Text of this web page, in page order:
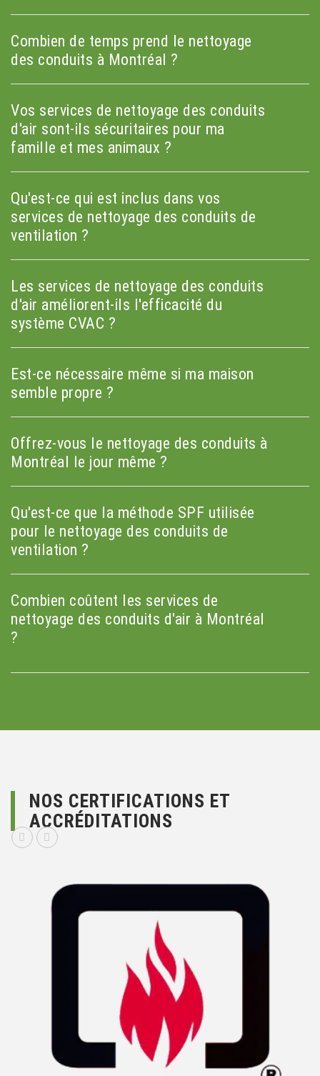
Combien de temps prend le nettoyage
des conduits à Montréal ?
Vos services de nettoyage des conduits
d'air sont-ils sécuritaires pour ma
famille et mes animaux ?
Qu'est-ce qui est inclus dans vos
services de nettoyage des conduits de
ventilation ?
Les services de nettoyage des conduits
d'air améliorent-ils l'efficacité du
système CVAC ?
Est-ce nécessaire même si ma maison
semble propre ?
Offrez-vous le nettoyage des conduits à
Montréal le jour même ?
Qu'est-ce que la méthode SPF utilisée
pour le nettoyage des conduits de
ventilation ?
Combien coûtent les services de
nettoyage des conduits d'air à Montréal
?
NOS CERTIFICATIONS ET
ACCRÉDITATIONS